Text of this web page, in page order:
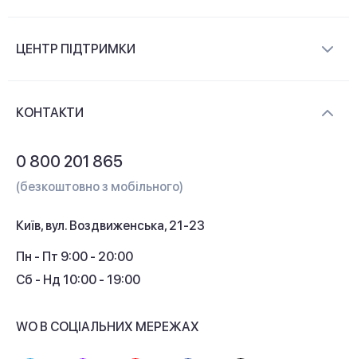
Контакти
ЦЕНТР ПІДТРИМКИ
Кешбек
КОНТАКТИ
0 800 201 865
(безкоштовно з мобільного)
Київ, вул. Воздвиженська, 21-23
Пн - Пт 9:00 - 20:00
Сб - Нд 10:00 - 19:00
WO В СОЦІАЛЬНИХ МЕРЕЖАХ